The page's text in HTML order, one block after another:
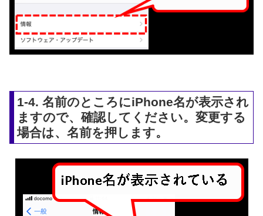
1-4. 名前のところにiPhone名が表示され
ますので、確認してください。変更する
場合は、名前を押します。